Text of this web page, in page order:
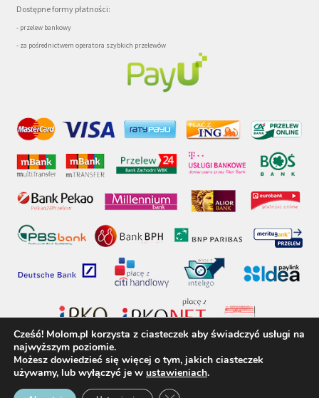
Dostępne formy płatności:
- przelew bankowy
- za pośrednictwem operatora szybkich przelewów
molom.pl © 2017 - Wszelkie prawa zastrzeżone
Cześć! Molom.pl korzysta z ciasteczek aby świadczyć usługi na
najwyższym poziomie.
Możesz dowiedzieć się więcej o tym, jakich ciasteczek
używamy, lub wyłączyć je w ustawieniach.